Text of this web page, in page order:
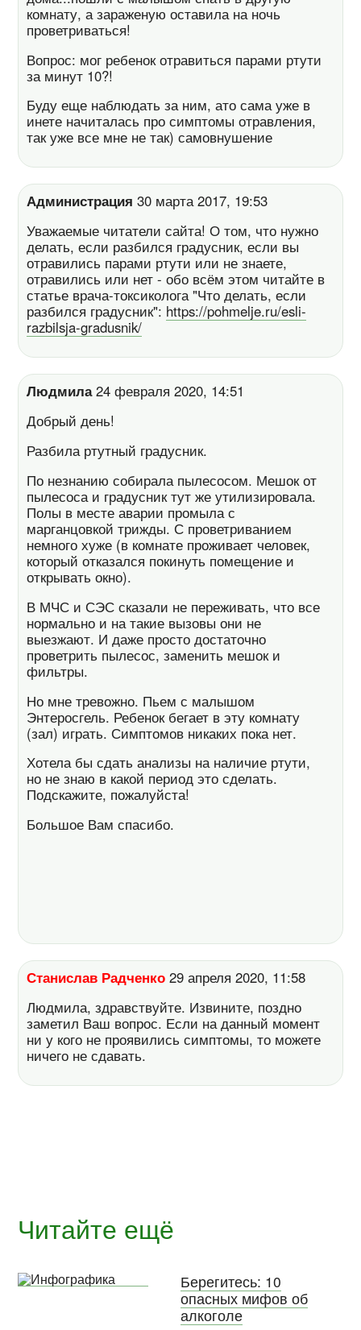
комнату, а зараженую оставила на ночь
проветриваться!
Вопрос: мог ребенок отравиться парами ртути
за минут 10?!
Буду еще наблюдать за ним, ато сама уже в
инете начиталась про симптомы отравления,
так уже все мне не так) самовнушение
Администрация 30 марта 2017, 19:53
Уважаемые читатели сайта! О том, что нужно
делать, если разбился градусник, если вы
отравились парами ртути или не знаете,
отравились или нет - обо всём этом читайте в
статье врача-токсиколога "Что делать, если
разбился градусник": https://pohmelje.ru/esli-
razbilsja-gradusnik/
Людмила24 февраля 2020, 14:51
Добрый день!
Разбила ртутный градусник.
По незнанию собирала пылесосом. Мешок от
пылесоса и градусник тут же утилизировала.
Полы в месте аварии промыла с
марганцовкой трижды. С проветриванием
немного хуже (в комнате проживает человек,
который отказался покинуть помещение и
открывать окно).
В МЧС и СЭС сказали не переживать, что все
нормально и на такие вызовы они не
выезжают. И даже просто достаточно
проветрить пылесос, заменить мешок и
фильтры.
Но мне тревожно. Пьем с малышом
Энтеросгель. Ребенок бегает в эту комнату
(зал) играть. Симптомов никаких пока нет.
Хотела бы сдать анализы на наличие ртути,
но не знаю в какой период это сделать.
Подскажите, пожалуйста!
Большое Вам спасибо.
Станислав Радченко 29 апреля 2020, 11:58
Людмила, здравствуйте. Извините, поздно
заметил Ваш вопрос. Если на данный момент
ни у кого не проявились симптомы, то можете
ничего не сдавать.
Читайте ещё
Берегитесь: 10
опасных мифов об
алкоголе